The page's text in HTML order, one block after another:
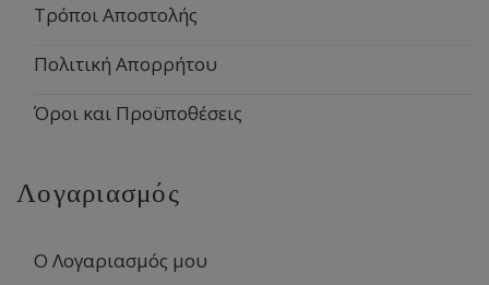
Τρόποι Αποστολής
Πολιτική Απορρήτου
Όροι και Προϋποθέσεις
Λογαριασμός
Ο Λογαριασμός μου